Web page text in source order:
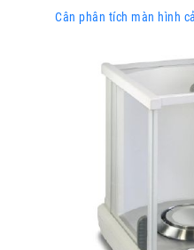
Cân phân tích màn hình